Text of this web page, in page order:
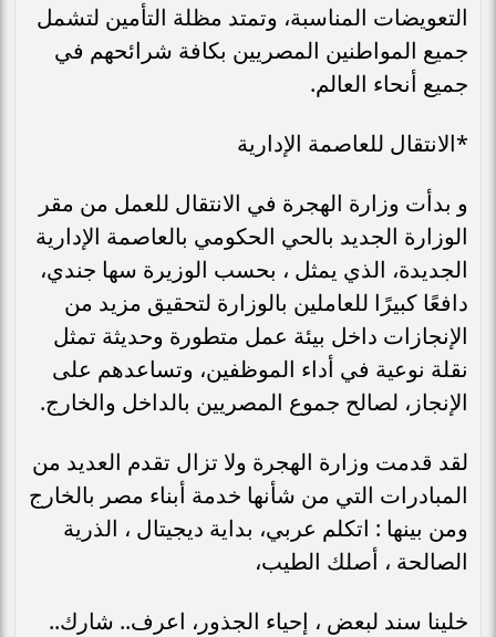
التعويضات المناسبة، وتمتد مظلة التأمين لتشمل
جميع المواطنين المصريين بكافة شرائحهم في
جميع أنحاء العالم.
*الانتقال للعاصمة الإدارية
و بدأت وزارة الهجرة في الانتقال للعمل من مقر
الوزارة الجديد بالحي الحكومي بالعاصمة الإدارية
الجديدة، الذي يمثل ، بحسب الوزيرة سها جندي،
دافعًا كبيرًا للعاملين بالوزارة لتحقيق مزيد من
الإنجازات داخل بيئة عمل متطورة وحديثة تمثل
نقلة نوعية في أداء الموظفين، وتساعدهم على
الإنجاز، لصالح جموع المصريين بالداخل والخارج.
لقد قدمت وزارة الهجرة ولا تزال تقدم العديد من
المبادرات التي من شأنها خدمة أبناء مصر بالخارج
ومن بينها : اتكلم عربي، بداية ديجيتال ، الذرية
الصالحة ، أصلك الطيب،
خلينا سند لبعض ، إحياء الجذور، اعرف.. شارك..